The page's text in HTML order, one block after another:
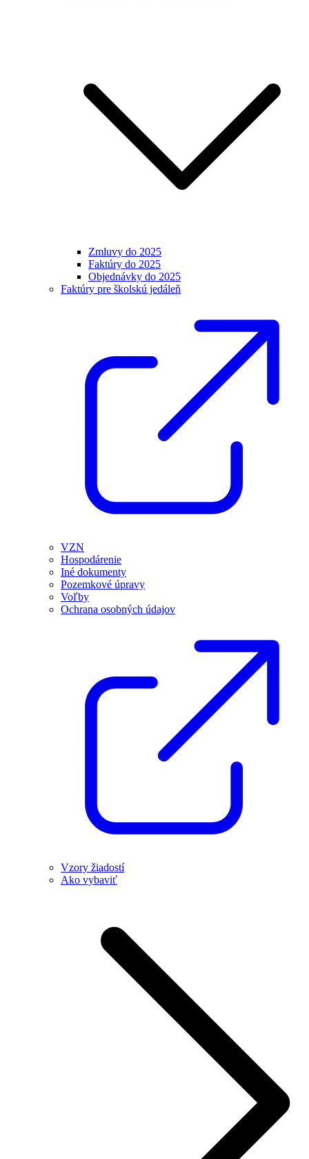
Zmluvy do 2025
Faktúry do 2025
Objednávky do 2025
Faktúry pre školskú jedáleň
VZN
Hospodárenie
Iné dokumenty
Pozemkové úpravy
Voľby
Ochrana osobných údajov
Vzory žiadostí
Ako vybaviť